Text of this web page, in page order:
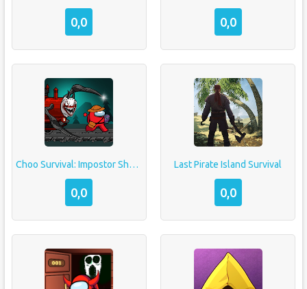
0,0 0,0
Choo Survival: Impostor Shoot
0,0
Last Pirate Island Survival
0,0